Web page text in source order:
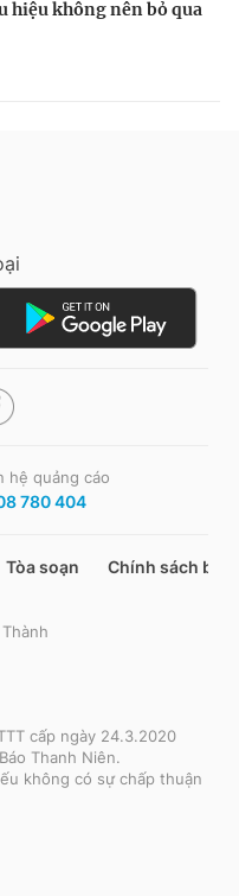
hệ quảng cáo
780 404
Tòa soạn Chính sách bảo
cấp ngày 24.3.2020
Thanh Niên.
không có sự chấp thuận